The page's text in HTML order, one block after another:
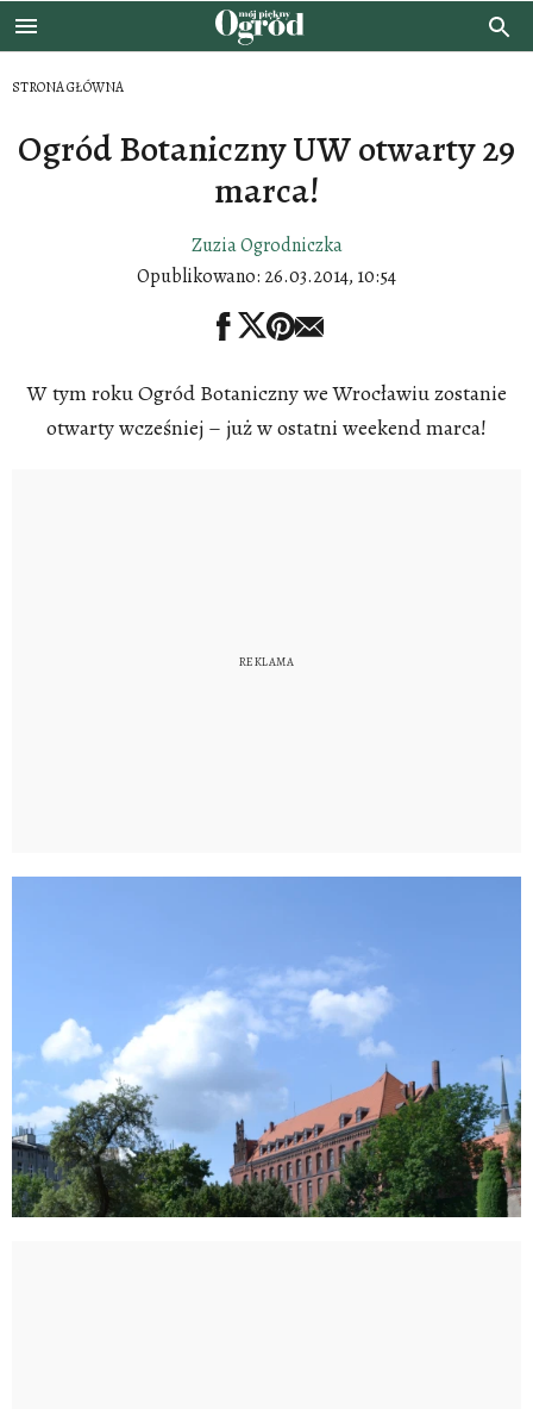
STRONA GŁÓWNA
Ogród Botaniczny UW otwarty 29
marca!
Zuzia Ogrodniczka
Opublikowano: 26.03.2014, 10:54
W tym roku Ogród Botaniczny we Wrocławiu zostanie
otwarty wcześniej – już w ostatni weekend marca!